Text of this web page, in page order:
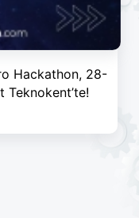
Hackathon, 28-
Teknokent’te!